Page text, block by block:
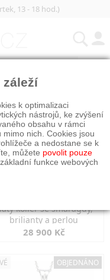
13 - 18 hod.)
kolier se smaragdy,
brilianty a perlou
28 900 Kč
OBJEDNÁNO
záleží
k optimalizaci
nástrojů, ke zvýšení
obsahu v rámci
nich. Cookies jsou
a nedostane se k
můžete povolit pouze
funkce webových